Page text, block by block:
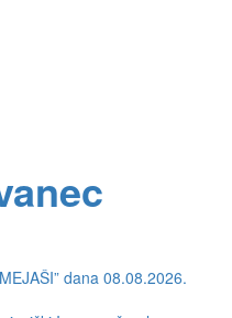
dana 08.08.2026.